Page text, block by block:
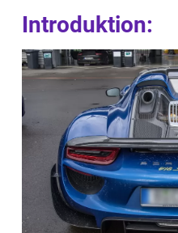
Introduktion: